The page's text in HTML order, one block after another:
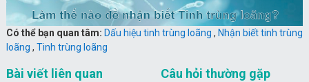
Có thể bạn quan tâm: Dấu hiệu tinh trùng loãng , Nhận biết tinh trùng
loãng , Tinh trùng loãng
Bài viết liên quan Câu hỏi thường gặp